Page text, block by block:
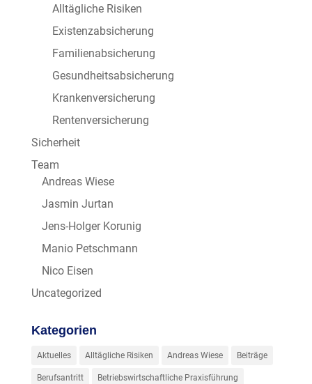
Alltägliche Risiken
Existenzabsicherung
Familienabsicherung
Gesundheitsabsicherung
Krankenversicherung
Rentenversicherung
Sicherheit
Team
Andreas Wiese
Jasmin Jurtan
Jens-Holger Korunig
Manio Petschmann
Nico Eisen
Uncategorized
Kategorien
Aktuelles Alltägliche Risiken Andreas Wiese Beiträge
Berufsantritt Betriebswirtschaftliche Praxisführung